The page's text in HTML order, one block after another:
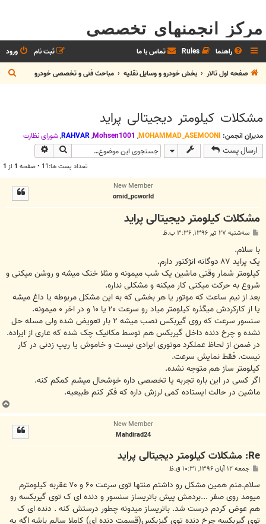
مرکز انجمنهای تخصصی
راهنما Rules تماس با ما ورود
ثبت نام
صفحه اول تالار
بخش خودرو و وسايل نقليه مباحث فنی و تخصصی خودرو
س
مشکلات کیلومتر دیجیتالی پراید
مدیران انجمن: MOHAMMAD_ASEMOONI
,
Mohsen1001
,
RAHVAR
,شوراي نظارت
ارسال پست جستجو
تعداد پست ها:11 • صفحه 1 از 1
New Member
omid_pcworld
مشکلات کیلومتر دیجیتالی پراید
ت
سه‌شنبه ۲۷ تیر ۱۳۹۶, ۳:۳۶ ب.ظ
با سلام.
یک پراید ۸۷ دوگانه انژکتور دارم.
کیلومتر شمار وقتی ماشین یک شب میمونه و مثلا خنک میشه و روشن میکنی و
شروع به حرکت میکنی کار میکنه و مشکلی نداره.
بعد از نیم ساعت که موتور یا هر بخشی که به این مشکل مربوطه یا داغ میشه
یا از کارکردش میگذره کیلومتر میاد رو سرعت ۲۰ یا ۱۰ و در اخر ۰ میمونه.
سنسور سرعت که روی گیربکس نصب میشه ۲ بار تعویض شده ولی مسله حل
نشده و چرخ دنده داخل گیربکس هم توسط مکانیک چک شده که عاری از ایراده.
در ضمن از لحاظ عملکرد موتوری ایرادی نیست و خاموش یا ریپ زدنی در کار
نیست. فقط نمایش سرعت.
کیلومتر ساز هم متوجه نشده.
اگر کسی در این باره تجربه یا تخصصی داره خوشحال میشم کمکم کنه.
ماشین در حالت ایستاده کمی لرزش داره که فکر کنم طبیعیه.
New Member
Mahdirad24
Re: مشکلات کیلومتر دیجیتالی پراید
ت
جمعه ۱۲ آبان ۱۳۹۶, ۱۰:۳۱ ق.ظ
سلام.منم همین مشکل رو داشتم منتها توی سرعت ۶۰ و ۷۰ عقربه کیلومترم
میومد روی صفر ...بردمش پیش باتریساز سنسور و دنده ای ک توی گیربکسه رو
هم عوض کردم درست شد. باتریساز میدونه چطور درستش کنه . دنده ای ک
توی گیربکسه چرخ دنده توی گیزبکس(قسمت دنده ای) کاملا سالم باشه اگه یه